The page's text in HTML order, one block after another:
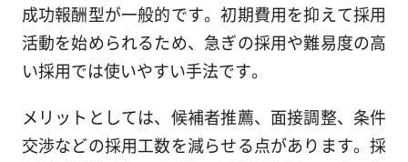
成功報酬型が一般的です。初期費用を抑えて採用
活動を始められるため、急ぎの採用や難易度の高
い採用では使いやすい手法です。
メリットとしては、候補者推薦、面接調整、条件
交渉などの採用工数を減らせる点があります。採